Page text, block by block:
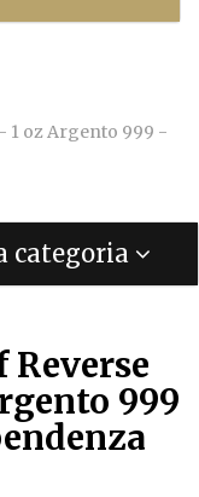
1 oz Argento 999 -
categoria
999